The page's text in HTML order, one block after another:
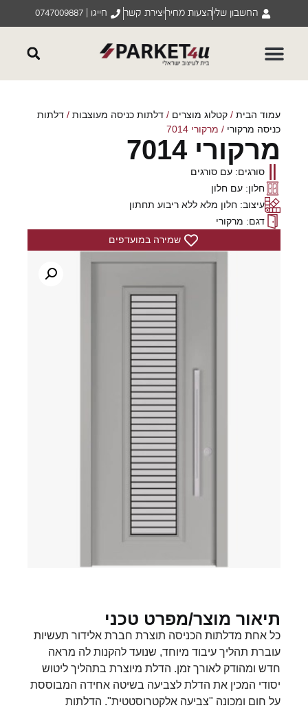
החשבון שליהצעות מחיריצירת קשר חייגו | 0747009887
עמוד הבית/קטלוג מוצרים/דלתות כניסה מעוצבות/דלתות
כניסה מרקורי / מרקורי 7014
מרקורי 7014
סורגים: עם סורגים
חלון: עם חלון
עיצוב: חלון מלא ללא ריבוע תחתון
דגם: מרקורי
שמירה במועדפים
תיאור מוצר/מפרט טכני
כל אחת מדלתות הכניסה תוצרת חברת אלידור תעשיות
עוברת תהליך עיבוד מיוחד, שנועד להקנות לה מראה
חדש ומהודק לאורך זמן. הדלת מיוצרת בתהליך ליטוש
יסודי המכין את הדלת לצביעה בשיטה אחידה המבוססת
על חום ומכונה "צביעה אלקטרוסטטית". הדלתות